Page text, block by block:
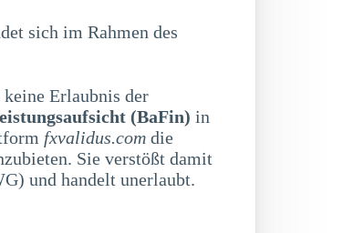
sich im Rahmen des
Erlaubnis der
(BaFin) in
fxvalidus.com die
Sie verstößt damit
und handelt unerlaubt.